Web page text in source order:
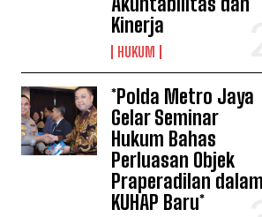
Kinerja
HUKUM
*Polda Metro Jaya
Gelar Seminar
Hukum Bahas
Perluasan Objek
Praperadilan dalam
KUHAP Baru*